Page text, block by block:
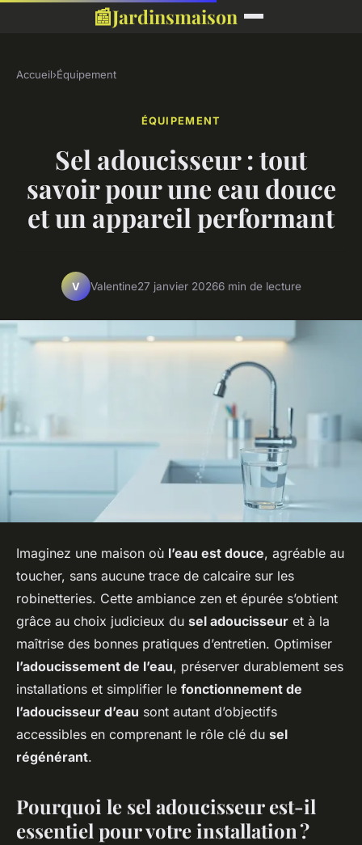
📰Jardinsmaison
Accueil›Équipement
ÉQUIPEMENT
Sel adoucisseur : tout
savoir pour une eau douce
et un appareil performant
V Valentine27 janvier 20266 min de lecture
Imaginez une maison où l’eau est douce, agréable au
toucher, sans aucune trace de calcaire sur les
robinetteries. Cette ambiance zen et épurée s’obtient
grâce au choix judicieux du sel adoucisseur et à la
maîtrise des bonnes pratiques d’entretien. Optimiser
l’adoucissement de l’eau, préserver durablement ses
installations et simplifier le fonctionnement de
l’adoucisseur d’eau sont autant d’objectifs
accessibles en comprenant le rôle clé du sel
régénérant.
Pourquoi le sel adoucisseur est-il
essentiel pour votre installation ?